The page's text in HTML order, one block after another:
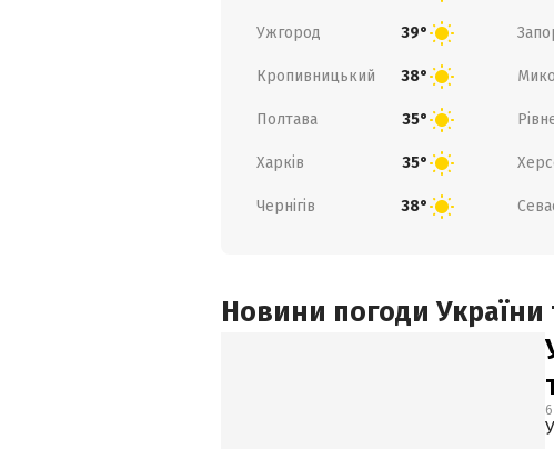
Ужгород 39°
Кропивницький 38°
Полтава 35°
Харків 35°
Чернігів 38°
Новини погоди України